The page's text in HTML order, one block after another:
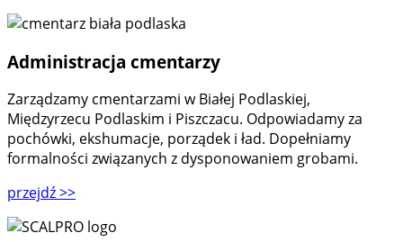
Administracja cmentarzy
Zarządzamy cmentarzami w Białej Podlaskiej,
Międzyrzecu Podlaskim i Piszczacu. Odpowiadamy za
pochówki, ekshumacje, porządek i ład. Dopełniamy
formalności związanych z dysponowaniem grobami.
przejdź>>